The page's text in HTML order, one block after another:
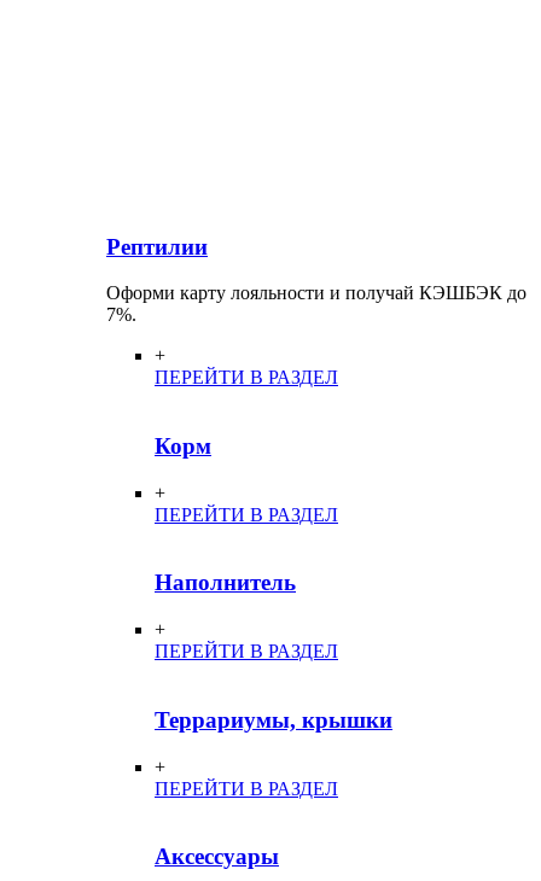
Рептилии
Оформи карту лояльности и получай КЭШБЭК до
7%.
+
ПЕРЕЙТИ В РАЗДЕЛ
Корм
+
ПЕРЕЙТИ В РАЗДЕЛ
Наполнитель
+
ПЕРЕЙТИ В РАЗДЕЛ
Террариумы, крышки
+
ПЕРЕЙТИ В РАЗДЕЛ
Аксессуары